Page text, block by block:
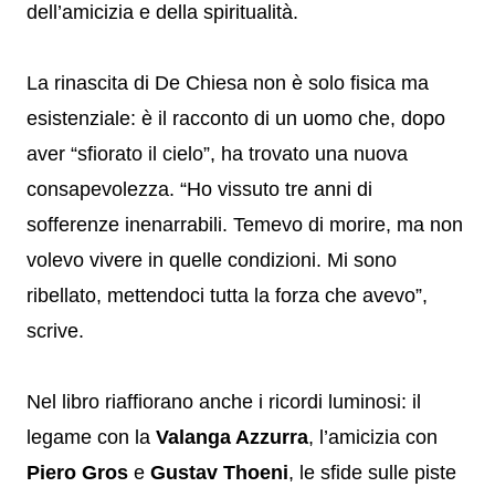
dell’amicizia e della spiritualità.
La rinascita di De Chiesa non è solo fisica ma
esistenziale: è il racconto di un uomo che, dopo
aver “sfiorato il cielo”, ha trovato una nuova
consapevolezza. “Ho vissuto tre anni di
sofferenze inenarrabili. Temevo di morire, ma non
volevo vivere in quelle condizioni. Mi sono
ribellato, mettendoci tutta la forza che avevo”,
scrive.
Nel libro riaffiorano anche i ricordi luminosi: il
legame con la Valanga Azzurra, l’amicizia con
Piero Gros e Gustav Thoeni, le sfide sulle piste